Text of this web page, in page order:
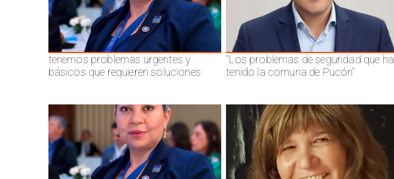
tenemos problemas urgentes y
básicos que requieren soluciones
"Los problemas de seguridad que ha
tenido la comuna de Pucón"